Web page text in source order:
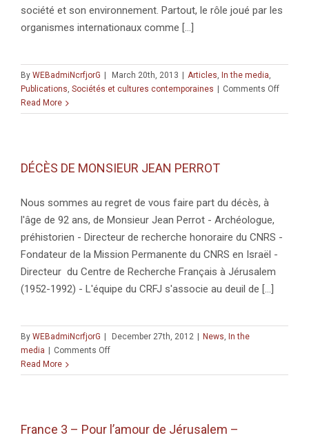
société et son environnement. Partout, le rôle joué par les
organismes internationaux comme [...]
By WEBadmiNcrfjorG March 20th, 2013 Articles, In the media,
Publications, Sociétés et cultures contemporaines Comments Offon
de
CRFJ
Read More
DÉCÈS DE MONSIEUR JEAN PERROT
Nous sommes au regret de vous faire part du décès, à
l'âge de 92 ans, de Monsieur Jean Perrot - Archéologue,
préhistorien - Directeur de recherche honoraire du CNRS -
Fondateur de la Mission Permanente du CNRS en Israël -
Directeur du Centre de Recherche Français à Jérusalem
(1952-1992) - L'équipe du CRFJ s'associe au deuil de [...]
By WEBadmiNcrfjorG December 27th, 2012 News, In the
media
Comments Offon
DE
Read More
France 3 – Pour l’amour de Jérusalem –